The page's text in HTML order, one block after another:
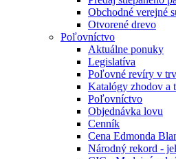
Obchodné verejné
Otvorené drevo
Poľovníctvo
Aktuálne ponuky
Legislatíva
Poľovné revíry v
Katalógy zhodov a
Poľovníctvo
Objednávka lovu
Cenník
Cena Edmonda
Národný rekord -